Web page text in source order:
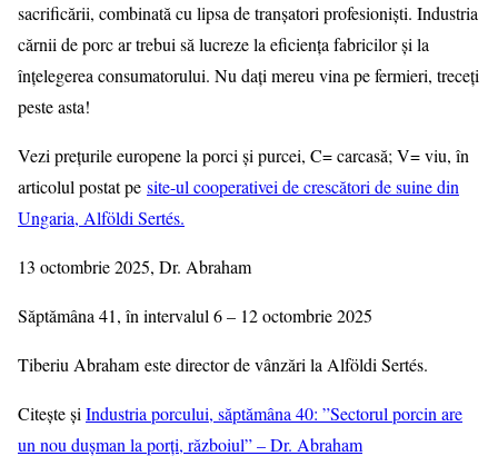
sacrificării, combinată cu lipsa de tranșatori profesioniști. Industria
cărnii de porc ar trebui să lucreze la eficiența fabricilor și la
înțelegerea consumatorului. Nu dați mereu vina pe fermieri, treceți
peste asta!
Vezi prețurile europene la porci și purcei, C= carcasă; V= viu, în
articolul postat pe site-ul cooperativei de crescători de suine din
Ungaria, Alföldi Sertés.
13 octombrie 2025, Dr. Abraham
Săptămâna 41, în intervalul 6 – 12 octombrie 2025
Tiberiu Abraham este director de vânzări la Alföldi Sertés.
Citește șiIndustria porcului, săptămâna 40: ”Sectorul porcin are
un nou dușman la porți, războiul” – Dr. Abraham